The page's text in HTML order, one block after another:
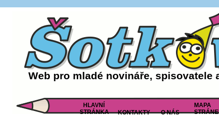
Web pro mladé novináře, spisovatele
HLAVNÍ
STRÁNKA
KONTAKTY O NÁS
MAPA